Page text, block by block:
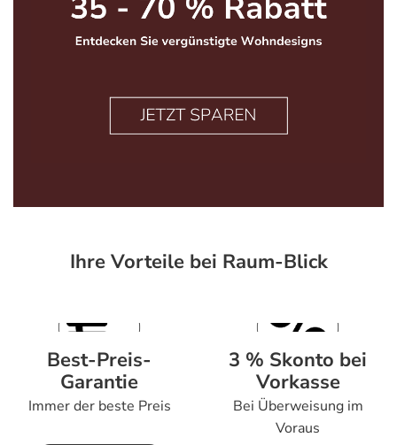
Ihre Vorteile bei Raum-Blick
Best-Preis-
Garantie
Immer der beste Preis
3 % Skonto bei
Vorkasse
Bei Überweisung im
Voraus